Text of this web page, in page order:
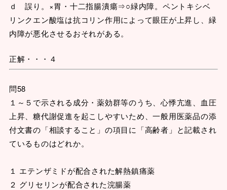
ｄ 誤り。×胃・十二指腸潰瘍⇒○緑内障。ペントキシベ
リンクエン酸塩は抗コリン作用によって眼圧が上昇し、緑
内障が悪化させるおそれがある。
正解・・・４
問58
１～５で示される成分・薬効群等のうち、心悸亢進、血圧
上昇、糖代謝促進を起こしやすいため、一般用医薬品の添
付文書の「相談すること」の項目に「高齢者」と記載され
ているものはどれか。
１ エテンザミドが配合された解熱鎮痛薬
２ グリセリンが配合された浣腸薬